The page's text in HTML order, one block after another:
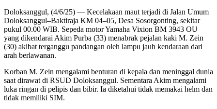
Doloksanggul, (4/6/25) — Kecelakaan maut terjadi di Jalan Umum
Doloksanggul–Baktiraja KM 04–05, Desa Sosorgonting, sekitar
pukul 00.00 WIB. Sepeda motor Yamaha Vixion BM 3943 OU
yang dikendarai Akim Purba (33) menabrak pejalan kaki M. Zein
(30) akibat terganggu pandangan oleh lampu jauh kendaraan dari
arah berlawanan.
Korban M. Zein mengalami benturan di kepala dan meninggal dunia
saat dirawat di RSUD Doloksanggul. Sementara Akim mengalami
luka ringan di pelipis dan bibir. Ia diketahui tidak memakai helm dan
tidak memiliki SIM.